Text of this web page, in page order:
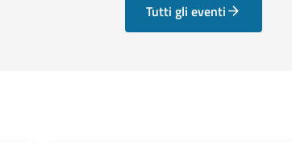
Tutti gli eventi